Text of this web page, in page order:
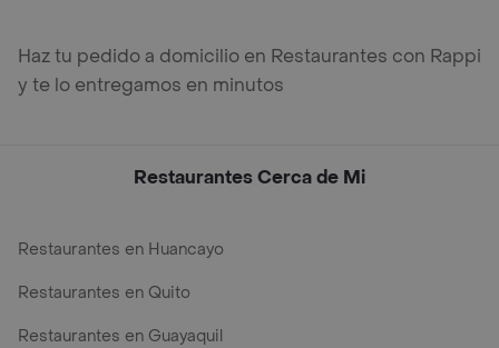
Haz tu pedido a domicilio en Restaurantes con Rappi
y te lo entregamos en minutos
Restaurantes Cerca de Mi
Restaurantes en Huancayo
Restaurantes en Quito
Restaurantes en Guayaquil